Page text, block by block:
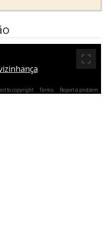
to copyright Terms Report a problem